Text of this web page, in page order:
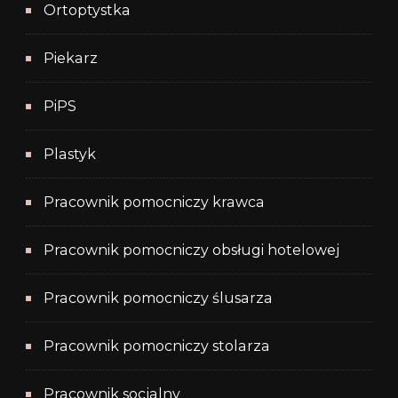
Ortoptystka
Piekarz
PiPS
Plastyk
Pracownik pomocniczy krawca
Pracownik pomocniczy obsługi hotelowej
Pracownik pomocniczy ślusarza
Pracownik pomocniczy stolarza
Pracownik socjalny